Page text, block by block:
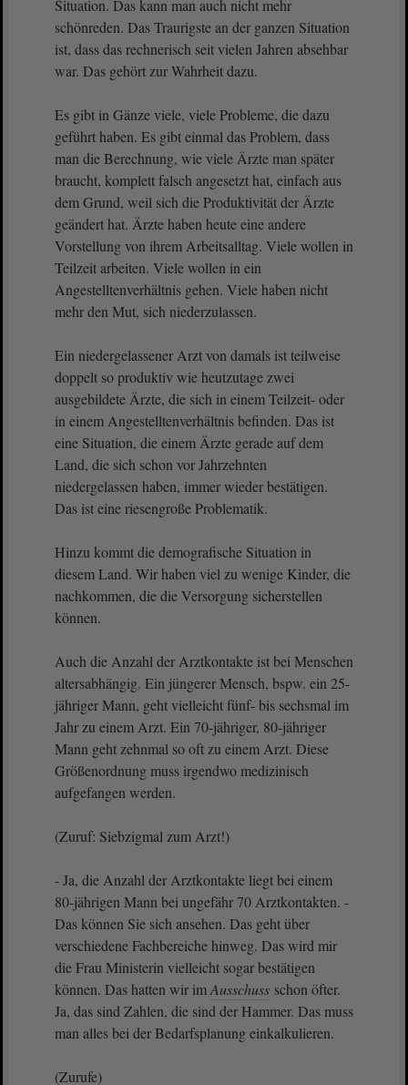
Situation. Das kann man auch nicht mehr
schönreden. Das Traurigste an der ganzen Situation
ist, dass das rechnerisch seit vielen Jahren absehbar
war. Das gehört zur Wahrheit dazu.
Es gibt in Gänze viele, viele Probleme, die dazu
geführt haben. Es gibt einmal das Problem, dass
man die Berechnung, wie viele Ärzte man später
braucht, komplett falsch angesetzt hat, einfach aus
dem Grund, weil sich die Produktivität der Ärzte
geändert hat. Ärzte haben heute eine andere
Vorstellung von ihrem Arbeitsalltag. Viele wollen in
Teilzeit arbeiten. Viele wollen in ein
Angestelltenverhältnis gehen. Viele haben nicht
mehr den Mut, sich niederzulassen.
Ein niedergelassener Arzt von damals ist teilweise
doppelt so produktiv wie heutzutage zwei
ausgebildete Ärzte, die sich in einem Teilzeit- oder
in einem Angestelltenverhältnis befinden. Das ist
eine Situation, die einem Ärzte gerade auf dem
Land, die sich schon vor Jahrzehnten
niedergelassen haben, immer wieder bestätigen.
Das ist eine riesengroße Problematik.
Hinzu kommt die demografische Situation in
diesem Land. Wir haben viel zu wenige Kinder, die
nachkommen, die die Versorgung sicherstellen
können.
Auch die Anzahl der Arztkontakte ist bei Menschen
altersabhängig. Ein jüngerer Mensch, bspw. ein 25-
jähriger Mann, geht vielleicht fünf- bis sechsmal im
Jahr zu einem Arzt. Ein 70-jähriger, 80-jähriger
Mann geht zehnmal so oft zu einem Arzt. Diese
Größenordnung muss irgendwo medizinisch
aufgefangen werden.
(Zuruf: Siebzigmal zum Arzt!)
- Ja, die Anzahl der Arztkontakte liegt bei einem
80-jährigen Mann bei ungefähr 70 Arztkontakten. -
Das können Sie sich ansehen. Das geht über
verschiedene Fachbereiche hinweg. Das wird mir
die Frau Ministerin vielleicht sogar bestätigen
können. Das hatten wir imAusschuss schon öfter.
Ja, das sind Zahlen, die sind der Hammer. Das muss
man alles bei der Bedarfsplanung einkalkulieren.
(Zurufe)